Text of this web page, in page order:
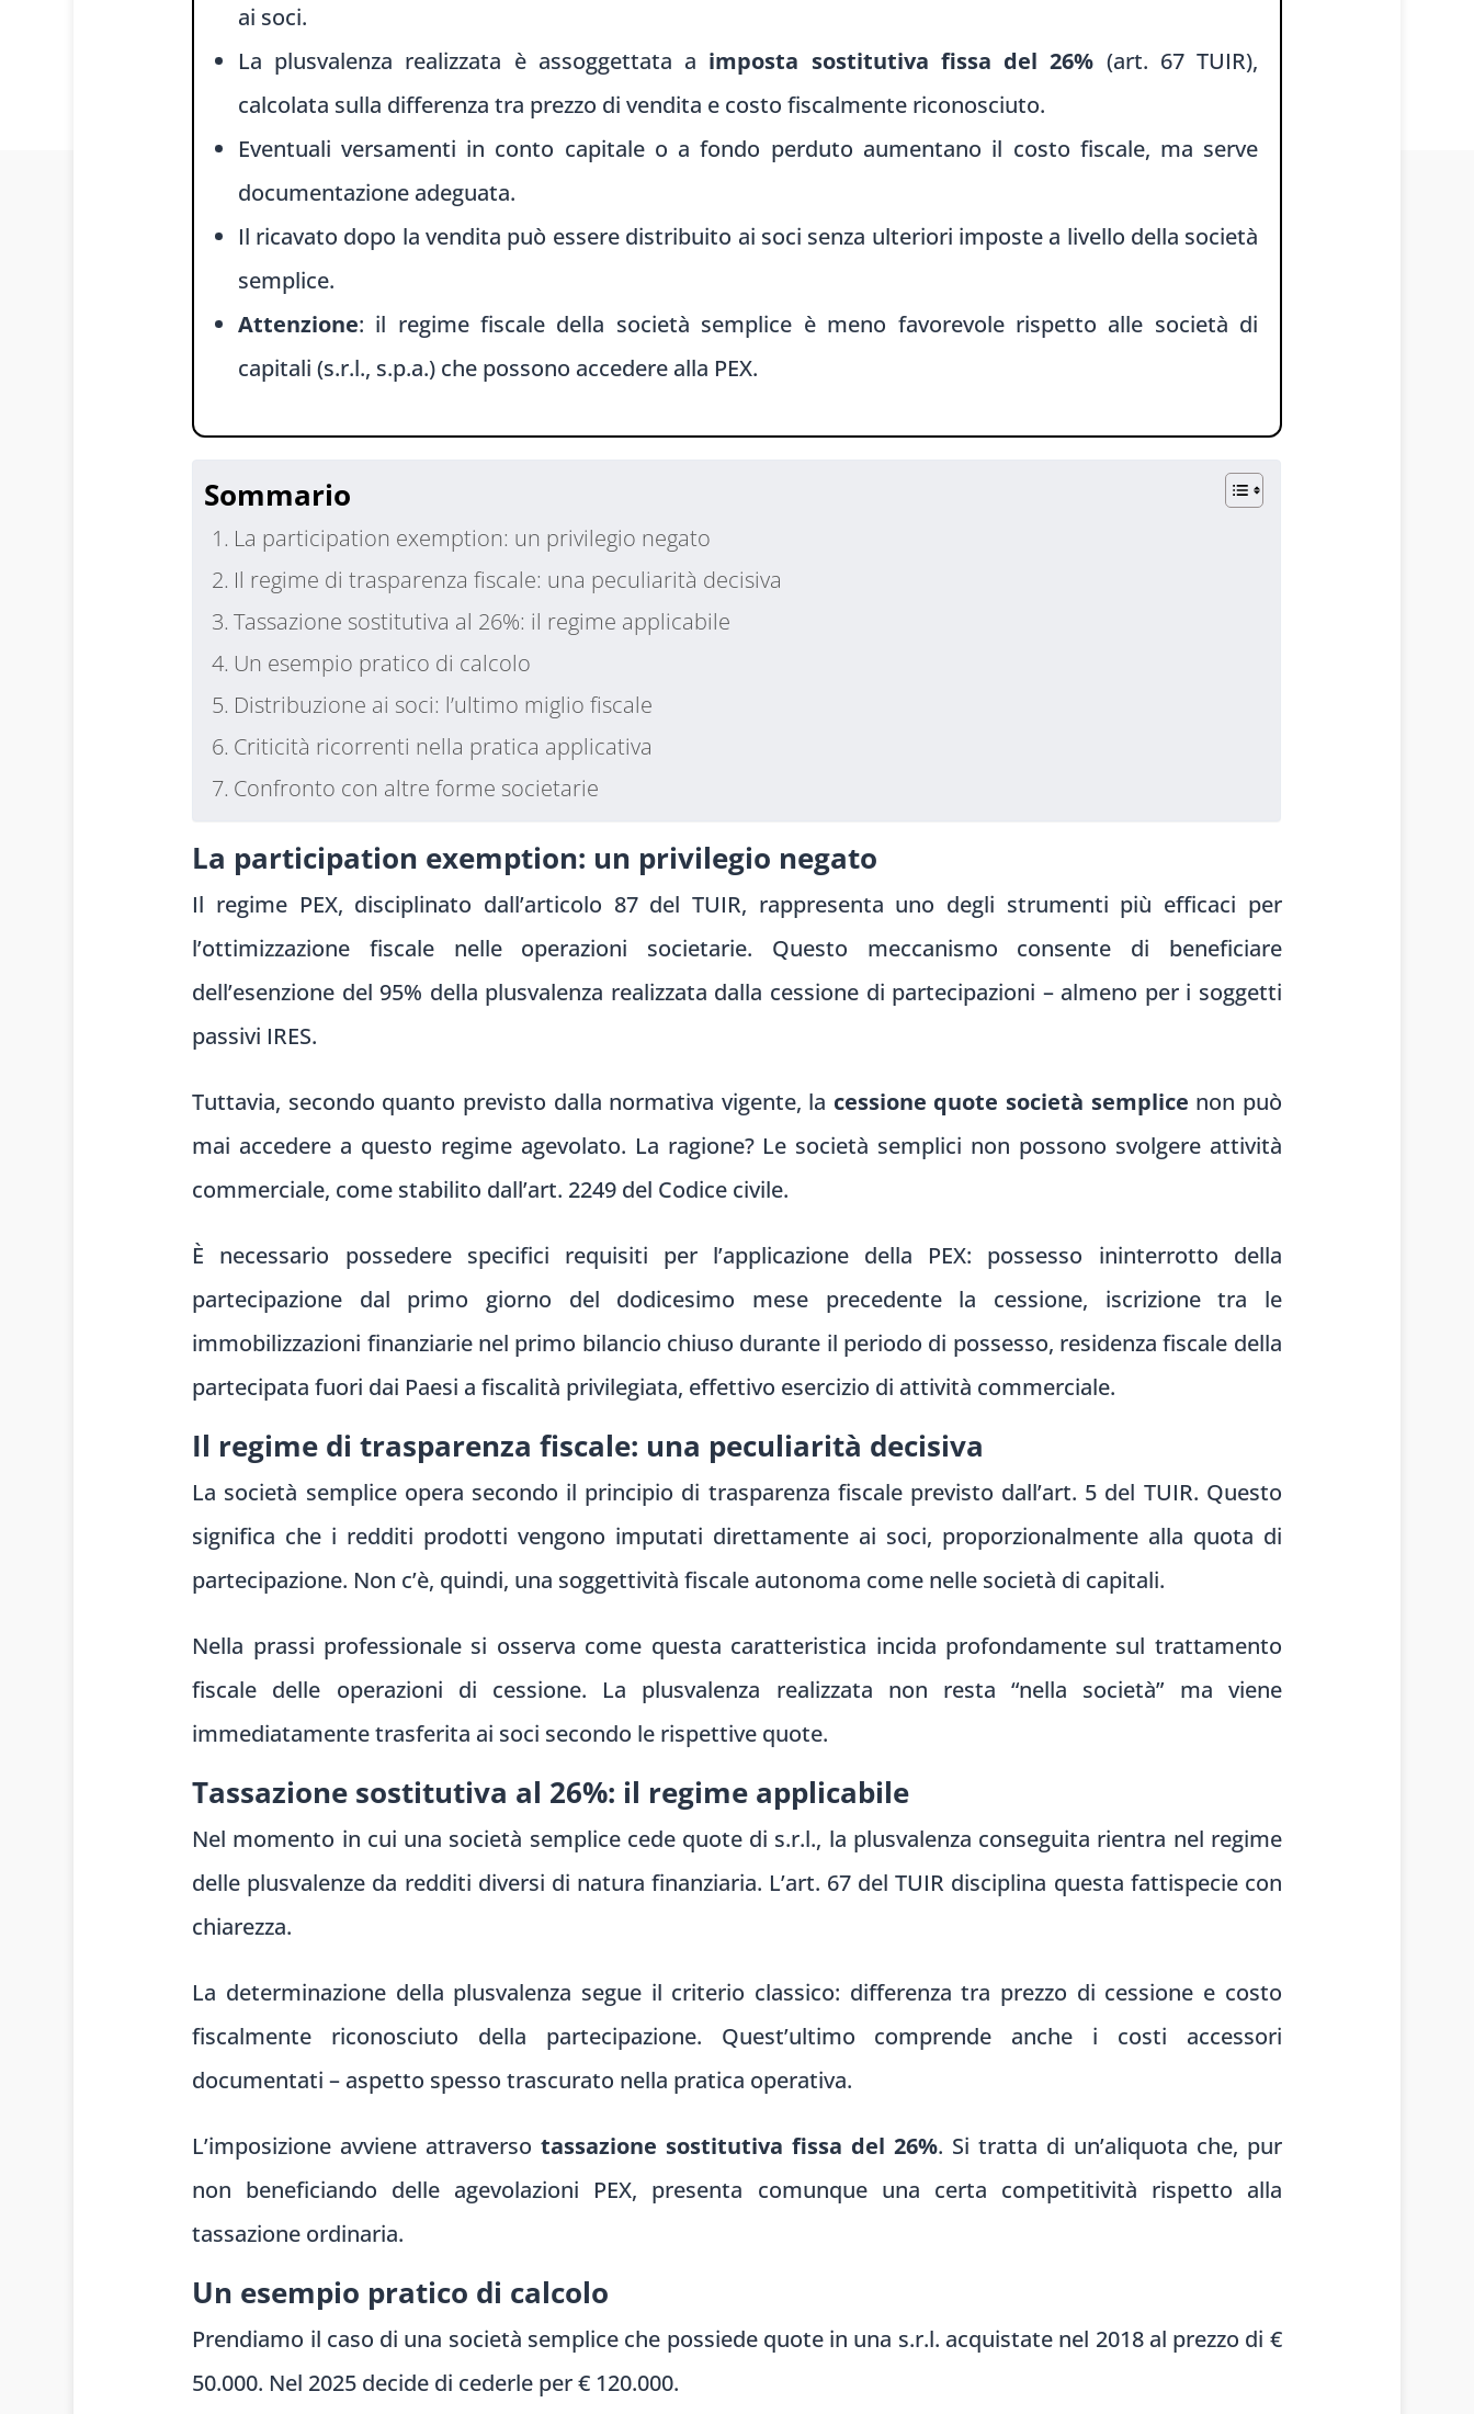
ai soci.
La plusvalenza realizzata è assoggettata a imposta sostitutiva fissa del 26% (art. 67 TUIR),
calcolata sulla differenza tra prezzo di vendita e costo fiscalmente riconosciuto.
Eventuali versamenti in conto capitale o a fondo perduto aumentano il costo fiscale, ma serve
documentazione adeguata.
Il ricavato dopo la vendita può essere distribuito ai soci senza ulteriori imposte a livello della società
semplice.
Attenzione: il regime fiscale della società semplice è meno favorevole rispetto alle società di
capitali (s.r.l., s.p.a.) che possono accedere alla PEX.
Sommario
La participation exemption: un privilegio negato
Il regime di trasparenza fiscale: una peculiarità decisiva
Tassazione sostitutiva al 26%: il regime applicabile
Un esempio pratico di calcolo
Distribuzione ai soci: l’ultimo miglio fiscale
Criticità ricorrenti nella pratica applicativa
Confronto con altre forme societarie
La participation exemption: un privilegio negato
Il regime PEX, disciplinato dall’articolo 87 del TUIR, rappresenta uno degli strumenti più efficaci per
l’ottimizzazione fiscale nelle operazioni societarie. Questo meccanismo consente di beneficiare
dell’esenzione del 95% della plusvalenza realizzata dalla cessione di partecipazioni – almeno per i soggetti
passivi IRES.
Tuttavia, secondo quanto previsto dalla normativa vigente, la cessione quote società semplice non può
mai accedere a questo regime agevolato. La ragione? Le società semplici non possono svolgere attività
commerciale, come stabilito dall’art. 2249 del Codice civile.
È necessario possedere specifici requisiti per l’applicazione della PEX: possesso ininterrotto della
partecipazione dal primo giorno del dodicesimo mese precedente la cessione, iscrizione tra le
immobilizzazioni finanziarie nel primo bilancio chiuso durante il periodo di possesso, residenza fiscale della
partecipata fuori dai Paesi a fiscalità privilegiata, effettivo esercizio di attività commerciale.
Il regime di trasparenza fiscale: una peculiarità decisiva
La società semplice opera secondo il principio di trasparenza fiscale previsto dall’art. 5 del TUIR. Questo
significa che i redditi prodotti vengono imputati direttamente ai soci, proporzionalmente alla quota di
partecipazione. Non c’è, quindi, una soggettività fiscale autonoma come nelle società di capitali.
Nella prassi professionale si osserva come questa caratteristica incida profondamente sul trattamento
fiscale delle operazioni di cessione. La plusvalenza realizzata non resta “nella società” ma viene
immediatamente trasferita ai soci secondo le rispettive quote.
Tassazione sostitutiva al 26%: il regime applicabile
Nel momento in cui una società semplice cede quote di s.r.l., la plusvalenza conseguita rientra nel regime
delle plusvalenze da redditi diversi di natura finanziaria. L’art. 67 del TUIR disciplina questa fattispecie con
chiarezza.
La determinazione della plusvalenza segue il criterio classico: differenza tra prezzo di cessione e costo
fiscalmente riconosciuto della partecipazione. Quest’ultimo comprende anche i costi accessori
documentati – aspetto spesso trascurato nella pratica operativa.
L’imposizione avviene attraversotassazione sostitutiva fissa del 26%. Si tratta di un’aliquota che, pur
non beneficiando delle agevolazioni PEX, presenta comunque una certa competitività rispetto alla
tassazione ordinaria.
Un esempio pratico di calcolo
Prendiamo il caso di una società semplice che possiede quote in una s.r.l. acquistate nel 2018 al prezzo di €
50.000. Nel 2025 decide di cederle per € 120.000.